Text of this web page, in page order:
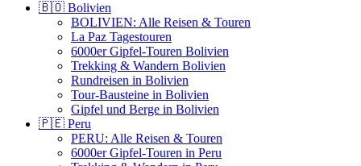
🇧🇴 Bolivien
BOLIVIEN: Alle Reisen & Touren
La Paz Tagestouren
6000er Gipfel-Touren Bolivien
Trekking & Wandern Bolivien
Rundreisen in Bolivien
Tour-Bausteine in Bolivien
Gipfel und Berge in Bolivien
🇵🇪 Peru
PERU: Alle Reisen & Touren
6000er Gipfel-Touren in Peru